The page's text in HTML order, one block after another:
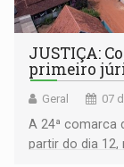
JUSTIÇA:
primeiro
Geral 07
A 24ª comarca
partir do dia 12,